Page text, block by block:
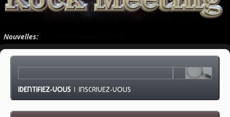
Nouvelles:
IDENTIFIEZ-VOUS |INSCRIVEZ-VOUS